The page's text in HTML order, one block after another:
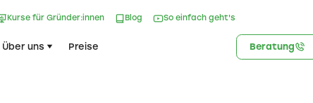
Kurse für Gründer:innen Blog So einfach geht's
Über uns Preise Beratung